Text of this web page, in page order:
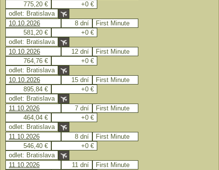
775,20 €
+0 €
odlet: Bratislava
10.10.2026
8 dní
First Minute
581,20 €
+0 €
odlet: Bratislava
10.10.2026
12 dní
First Minute
764,76 €
+0 €
odlet: Bratislava
10.10.2026
15 dní
First Minute
895,84 €
+0 €
odlet: Bratislava
11.10.2026
7 dní
First Minute
464,04 €
+0 €
odlet: Bratislava
11.10.2026
8 dní
First Minute
546,40 €
+0 €
odlet: Bratislava
11.10.2026
11 dní
First Minute